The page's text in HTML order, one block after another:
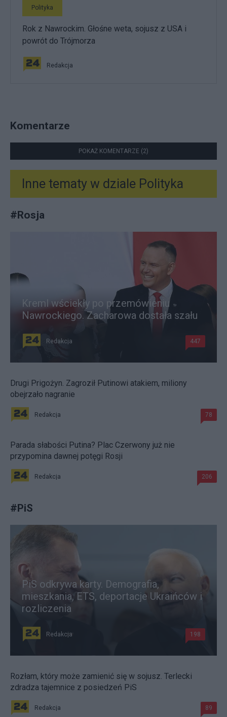
Polityka
Rok z Nawrockim. Głośne weta, sojusz z USA i
powrót do Trójmorza
Redakcja
Komentarze
POKAŻ KOMENTARZE (2)
Inne tematy w dziale Polityka
#Rosja
Kreml wściekły po przemówieniu
Nawrockiego. Zacharowa dostała szału
Redakcja 447
Drugi Prigożyn. Zagroził Putinowi atakiem, miliony
obejrzało nagranie
Redakcja 78
Parada słabości Putina? Plac Czerwony już nie
przypomina dawnej potęgi Rosji
Redakcja 206
#PiS
PiS odkrywa karty. Demografia,
mieszkania, ETS, deportacje Ukraińców i
rozliczenia
Redakcja 198
Rozłam, który może zamienić się w sojusz. Terlecki
zdradza tajemnice z posiedzeń PiS
Redakcja 89